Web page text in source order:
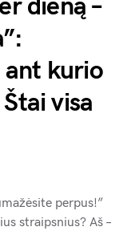
dieną –
ant kurio
visa
perpus!”
straipsnius? Aš –